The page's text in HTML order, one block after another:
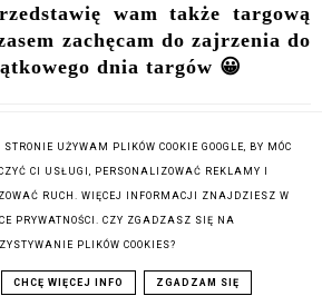
wam także targową
zachęcam do zajrzenia do
dnia targów 😀
POSTY:
STRONIE UŻYWAM PLIKÓW COOKIE GOOGLE, BY MÓC
CI USŁUGI, PERSONALIZOWAĆ REKLAMY I
RUCH. WIĘCEJ INFORMACJI ZNAJDZIESZ W
PRYWATNOŚCI. CZY ZGADZASZ SIĘ NA
PLIKÓW COOKIES?
CHCĘ WIĘCEJ INFO ZGADZAM SIĘ